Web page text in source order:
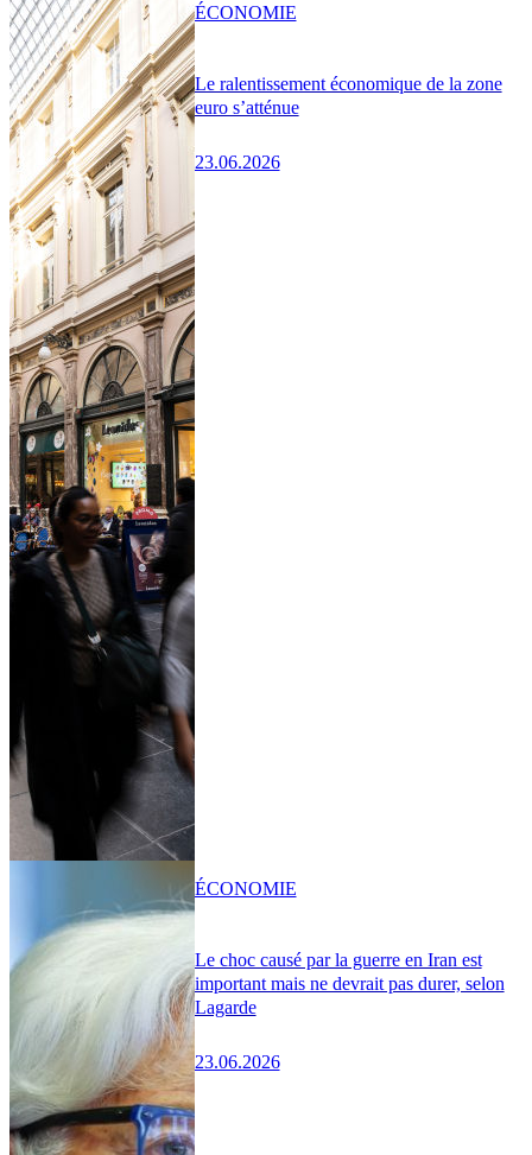
Le ralentissement économique de la zone
euro s’atténue
23.06.2026
ÉCONOMIE
Le choc causé par la guerre en Iran est
important mais ne devrait pas durer, selon
Lagarde
23.06.2026
ÉCONOMIE